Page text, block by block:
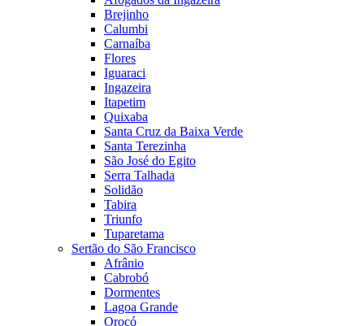
Brejinho
Calumbi
Carnaíba
Flores
Iguaraci
Ingazeira
Itapetim
Quixaba
Santa Cruz da Baixa Verde
Santa Terezinha
São José do Egito
Serra Talhada
Solidão
Tabira
Triunfo
Tuparetama
Sertão do São Francisco
Afrânio
Cabrobó
Dormentes
Lagoa Grande
Orocó